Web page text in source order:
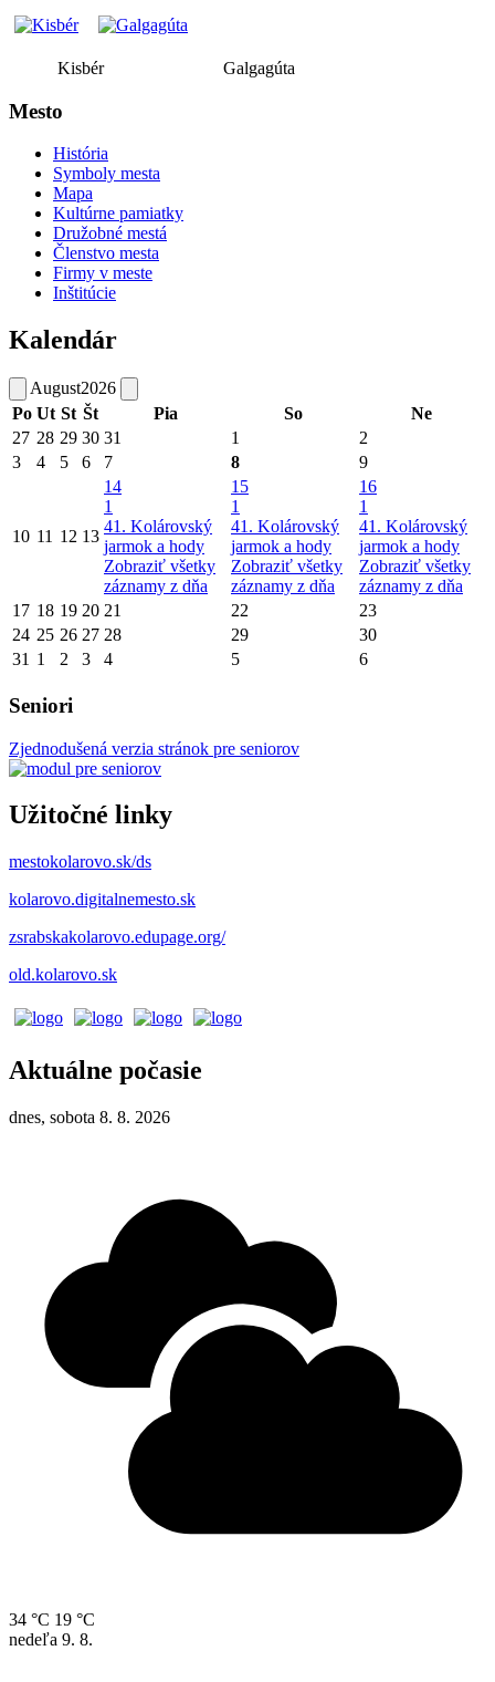
Kisbér Galgagúta
Mesto
História
Symboly mesta
Mapa
Kultúrne pamiatky
Družobné mestá
Členstvo mesta
Firmy v meste
Inštitúcie
Kalendár
August2026
Po Ut St Št Pia So
Ne
27 28 29 30 31 1
2
3
4 5 6 7 8 9
10 11 12 13
14
1
41. Kolárovský
jarmok a hody
Zobraziť všetky
záznamy z dňa
15
1
41. Kolárovský
jarmok a hody
Zobraziť všetky
záznamy z dňa
16
1
41. Kolárovský
jarmok a hody
Zobraziť všetky
záznamy z dňa
17 18 19 20 21 22
23
24 25 26 27 28 29
30
31 1 2 3 4 5 6
Seniori
Zjednodušená verzia stránok pre seniorov
Užitočné linky
mestokolarovo.sk/ds
kolarovo.digitalnemesto.sk
zsrabskakolarovo.edupage.org/
old.kolarovo.sk
Aktuálne počasie
dnes, sobota 8. 8. 2026
34 °C 19 °C
nedeľa 9. 8.